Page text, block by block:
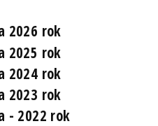
2026 rok
2025 rok
2024 rok
2023 rok
- 2022 rok